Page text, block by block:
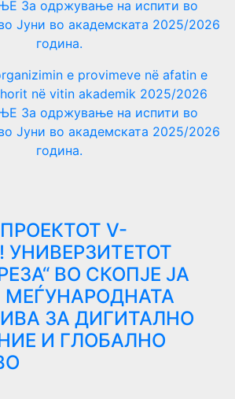
За одржување на испити во
Јуни во академската 2025/2026
година.
e provimeve në afatin e
në vitin akademik 2025/2026
За одржување на испити во
Јуни во академската 2025/2026
година.
V-
УНИВЕРЗИТЕТОТ
ВО СКОПЈЕ ЈА
ЗА ДИГИТАЛНО
И ГЛОБАЛНО